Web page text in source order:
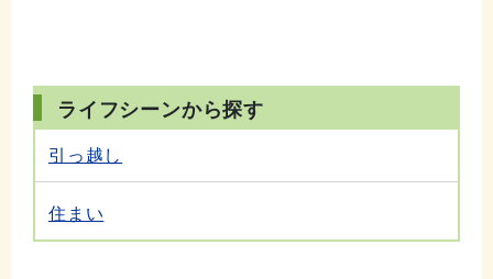
ライフシーンから探す
引っ越し
住まい